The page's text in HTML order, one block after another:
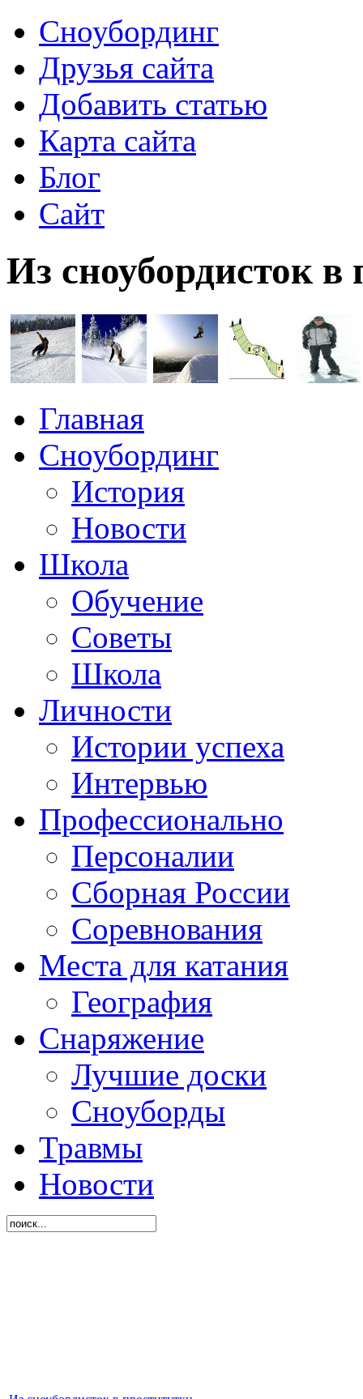
Сноубординг
Друзья сайта
Добавить статью
Карта сайта
Блог
Сайт
Из сноубордисток
Главная
Сноубординг
История
Новости
Школа
Обучение
Советы
Школа
Личности
Истории успеха
Интервью
Профессионально
Персоналии
Сборная России
Соревнования
Места для катания
География
Снаряжение
Лучшие доски
Сноуборды
Травмы
Новости